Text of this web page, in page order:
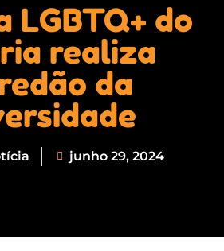
LGBTQ+ do
realiza
da
junho 29, 2024